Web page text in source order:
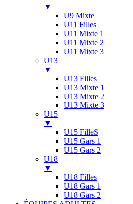
▼
U9 Mixte
U11 Filles
U11 Mixte 1
U11 Mixte 2
U11 Mixte 3
U13
▼
U13 Filles
U13 Mixte 1
U13 Mixte 2
U13 Mixte 3
U15
▼
U15 FilleS
U15 Gars 1
U15 Gars 2
U18
▼
U18 Filles
U18 Gars 1
U18 Gars 2